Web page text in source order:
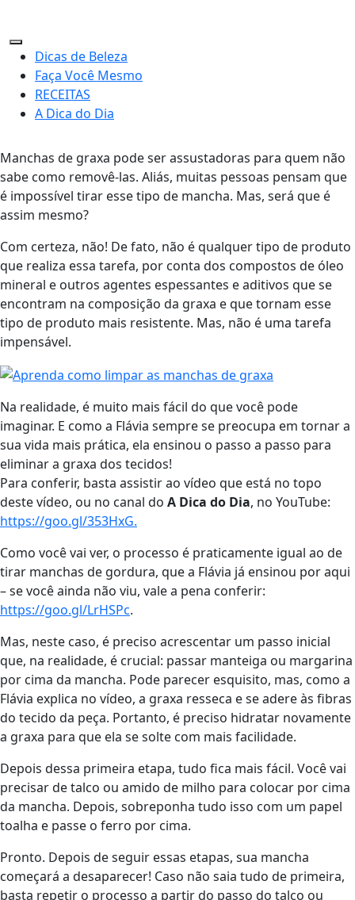
Dicas de Beleza
Faça Você Mesmo
RECEITAS
A Dica do Dia
Manchas de graxa pode ser assustadoras para quem não
sabe como removê-las. Aliás, muitas pessoas pensam que
é impossível tirar esse tipo de mancha. Mas, será que é
assim mesmo?
Com certeza, não! De fato, não é qualquer tipo de produto
que realiza essa tarefa, por conta dos compostos de óleo
mineral e outros agentes espessantes e aditivos que se
encontram na composição da graxa e que tornam esse
tipo de produto mais resistente. Mas, não é uma tarefa
impensável.
Na realidade, é muito mais fácil do que você pode
imaginar. E como a Flávia sempre se preocupa em tornar a
sua vida mais prática, ela ensinou o passo a passo para
eliminar a graxa dos tecidos!
Para conferir, basta assistir ao vídeo que está no topo
deste vídeo, ou no canal do A Dica do Dia, no YouTube:
https://goo.gl/353HxG.
Como você vai ver, o processo é praticamente igual ao de
tirar manchas de gordura, que a Flávia já ensinou por aqui
– se você ainda não viu, vale a pena conferir:
https://goo.gl/LrHSPc.
Mas, neste caso, é preciso acrescentar um passo inicial
que, na realidade, é crucial: passar manteiga ou margarina
por cima da mancha. Pode parecer esquisito, mas, como a
Flávia explica no vídeo, a graxa resseca e se adere às fibras
do tecido da peça. Portanto, é preciso hidratar novamente
a graxa para que ela se solte com mais facilidade.
Depois dessa primeira etapa, tudo fica mais fácil. Você vai
precisar de talco ou amido de milho para colocar por cima
da mancha. Depois, sobreponha tudo isso com um papel
toalha e passe o ferro por cima.
Pronto. Depois de seguir essas etapas, sua mancha
começará a desaparecer! Caso não saia tudo de primeira,
basta repetir o processo a partir do passo do talco ou